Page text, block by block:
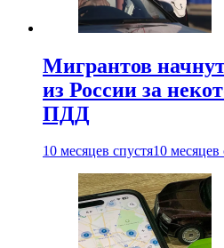
Мигрантов
из России за
ПДД
10 месяцев спустя10 месяцев